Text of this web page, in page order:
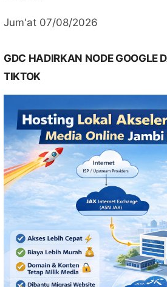
Jum'at 07/08/2026
GDC HADIRKAN NODE GOOGLE
TIKTOK